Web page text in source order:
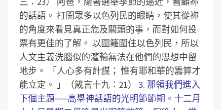
的話語。 打開眾多以色列民的眼睛，使其從祢
的角度來看見真正危及關頭的事，而對如何投
票有更佳的了解。 以圍籬圍住以色列民，所以
人文主義洗腦似的灌輸無法在他們的思想中留
地步。
「人心多有計謀； 惟有耶和華的籌算才
能立定。 」（箴言十九：21）
3. 那領我們進入
下個主題──高舉神話語的光明節節期。十二月